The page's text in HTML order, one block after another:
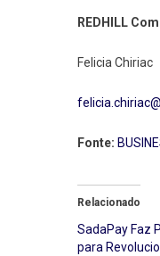
REDHILL
Felicia Chiriac
Fonte:
Relacionado
SadaPay Faz
para